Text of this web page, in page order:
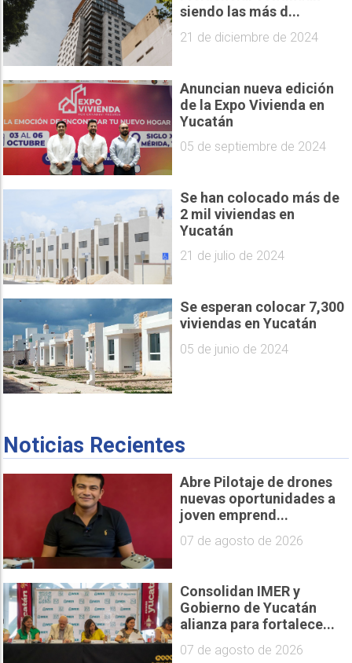
siendo las más d...
21 de diciembre de 2024
Anuncian nueva edición
de la Expo Vivienda en
Yucatán
05 de septiembre de 2024
Se han colocado más de
2 mil viviendas en
Yucatán
21 de julio de 2024
Se esperan colocar 7,300
viviendas en Yucatán
05 de junio de 2024
Noticias Recientes
Abre Pilotaje de drones
nuevas oportunidades a
joven emprend...
07 de agosto de 2026
Consolidan IMER y
Gobierno de Yucatán
alianza para fortalece...
07 de agosto de 2026